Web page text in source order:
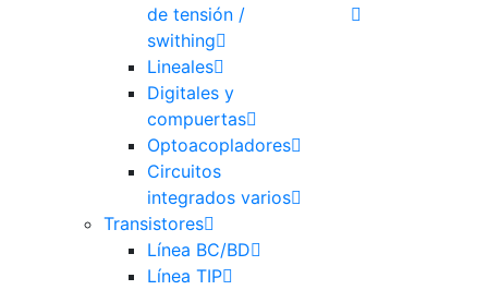
de tensión /
swithing
Lineales
Digitales y
compuertas
Optoacopladores
Circuitos
integrados varios
Transistores
Línea BC/BD
Línea TIP